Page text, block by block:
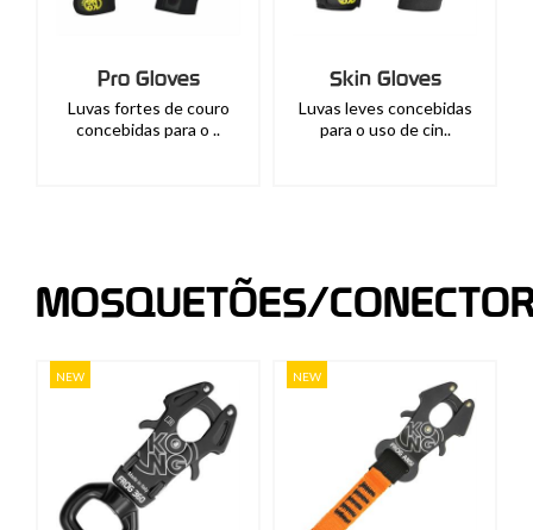
Pro Gloves
Luvas fortes de couro
concebidas para o ..
Skin Gloves
Luvas leves concebidas
para o uso de cin..
MOSQUETÕES/
NEW NEW